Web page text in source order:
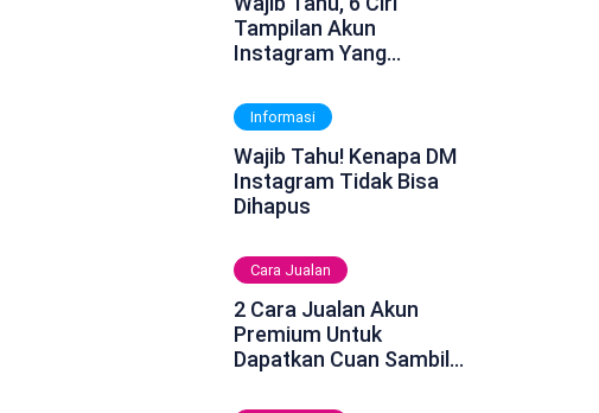
Tampilan Akun
Instagram Yang
Informasi
Wajib Tahu! Kenapa DM
Instagram Tidak Bisa
Dihapus
Cara Jualan
2 Cara Jualan Akun
Premium Untuk
Dapatkan Cuan Sambil